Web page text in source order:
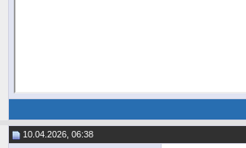
10.04.2026, 06:38